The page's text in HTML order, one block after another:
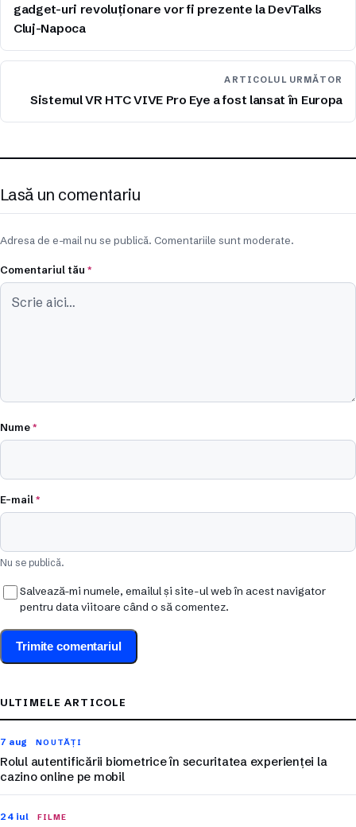
gadget-uri revoluționare vor fi prezente la DevTalks
Cluj-Napoca
ARTICOLUL URMĂTOR
Sistemul VR HTC VIVE Pro Eye a fost lansat în Europa
Lasă un comentariu
Adresa de e-mail nu se publică. Comentariile sunt moderate.
Comentariul tău *
Nume*
E-mail*
Nu se publică.
Salvează-mi numele, emailul și site-ul web în acest navigator
pentru data viitoare când o să comentez.
ULTIMELE ARTICOLE
7 aug NOUTĂȚI
Rolul autentificării biometrice în securitatea experienței la
cazino online pe mobil
24 iul FILME